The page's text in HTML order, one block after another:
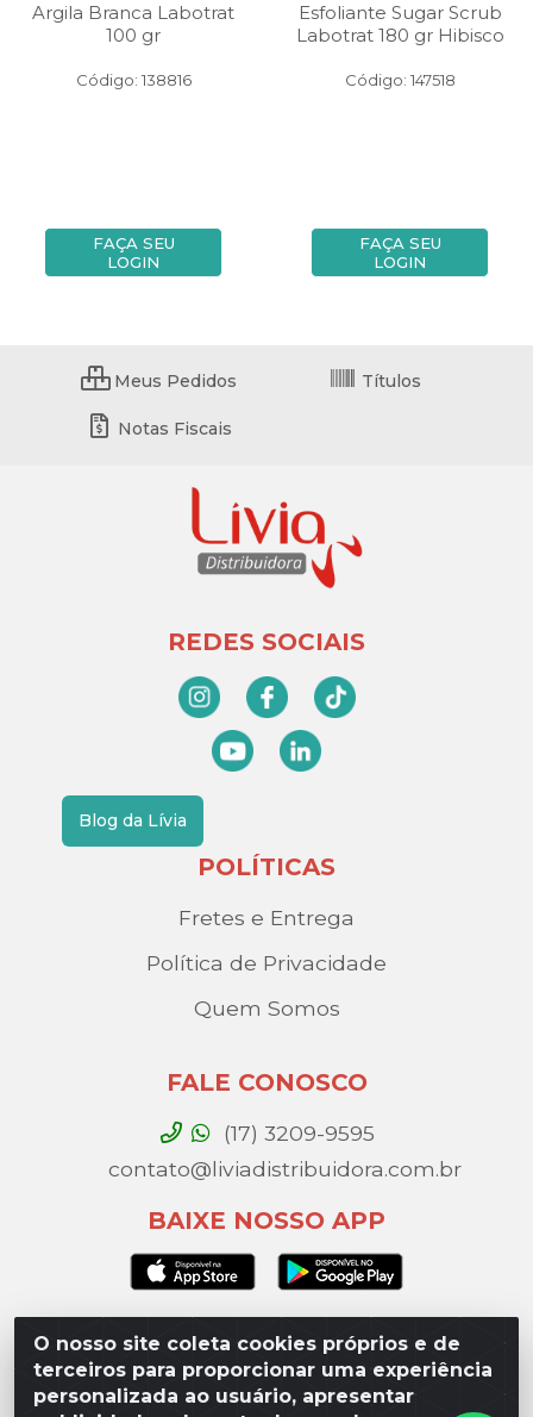
Argila Branca Labotrat
100 gr
Código: 138816
FAÇA SEU
LOGIN
Esfoliante Sugar Scrub
Labotrat 180 gr Hibisco
Código: 147518
FAÇA SEU
LOGIN
O nosso site coleta cookies próprios e de
terceiros para proporcionar uma experiência
personalizada ao usuário, apresentar
Meus Pedidos Títulos
Notas Fiscais
REDES SOCIAIS
Blog da Lívia
POLÍTICAS
Fretes e Entrega
Política de Privacidade
Quem Somos
FALE CONOSCO
(17) 3209-9595
contato@liviadistribuidora.com.br
BAIXE NOSSO APP
Lívia Distribuidora - Av. Percy Gandini, 329 – Vila
Toninho, São José do Rio Preto / SP - CEP 15077-
000 - CNPJ 49.975.923/0003-10